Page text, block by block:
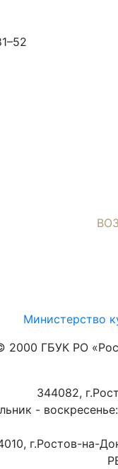
Министерство
2000 ГБУК РО
344082,
-
г.Ростов-на-